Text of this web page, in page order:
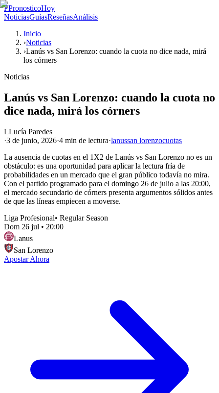
PPronosticoHoy
NoticiasGuíasReseñasAnálisis
Inicio
›Noticias
›Lanús vs San Lorenzo: cuando la cuota no dice nada, mirá
los córners
Noticias
Lanús vs San Lorenzo: cuando la cuota no
dice nada, mirá los córners
LLucía Paredes
·3 de junio, 2026·4 min de lectura·lanussan lorenzocuotas
La ausencia de cuotas en el 1X2 de Lanús vs San Lorenzo no es un
obstáculo: es una oportunidad para aplicar la lectura fría de
probabilidades en un mercado que el gran público todavía no mira.
Con el partido programado para el domingo 26 de julio a las 20:00,
el mercado secundario de córners presenta argumentos sólidos antes
de que las líneas empiecen a moverse.
Liga Profesional• Regular Season
Dom 26 jul • 20:00
Lanus
San Lorenzo
Apostar Ahora